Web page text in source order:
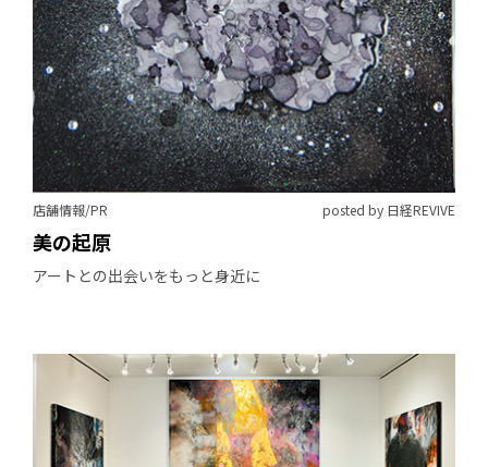
店舗情報/PR posted by 日経REVIVE
美の起原
アートとの出会いをもっと身近に